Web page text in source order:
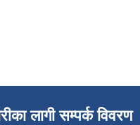
लागी सम्पर्क विवरण